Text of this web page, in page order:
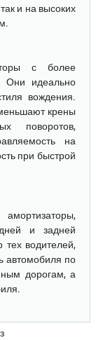
и на высоких
с более
Они идеально
вождения.
крены
поворотов,
на
при быстрой
,
и задней
тех водителей,
автомобиля по
дорогам, а